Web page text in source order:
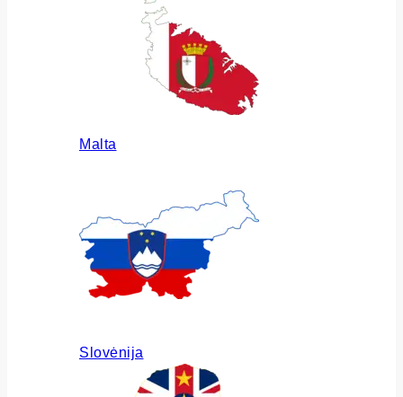
Malta
Slovėnija